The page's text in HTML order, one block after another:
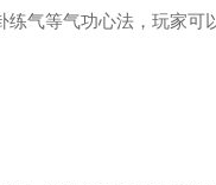
气等气功心法，玩家可